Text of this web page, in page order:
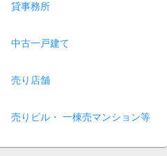
貸事務所
中古一戸建て
売り店舗
売りビル・ 一棟売マンション等